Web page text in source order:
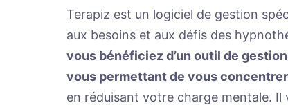
Terapiz est un logiciel de gestion
aux besoins et aux défis des
vous bénéficiez d’un outil de
vous permettant de vous
en réduisant votre charge mentale. Il